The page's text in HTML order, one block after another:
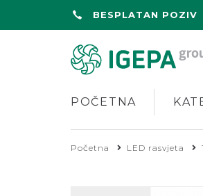
BESPLATAN POZIV
POČETNA
Početna LED rasvjeta